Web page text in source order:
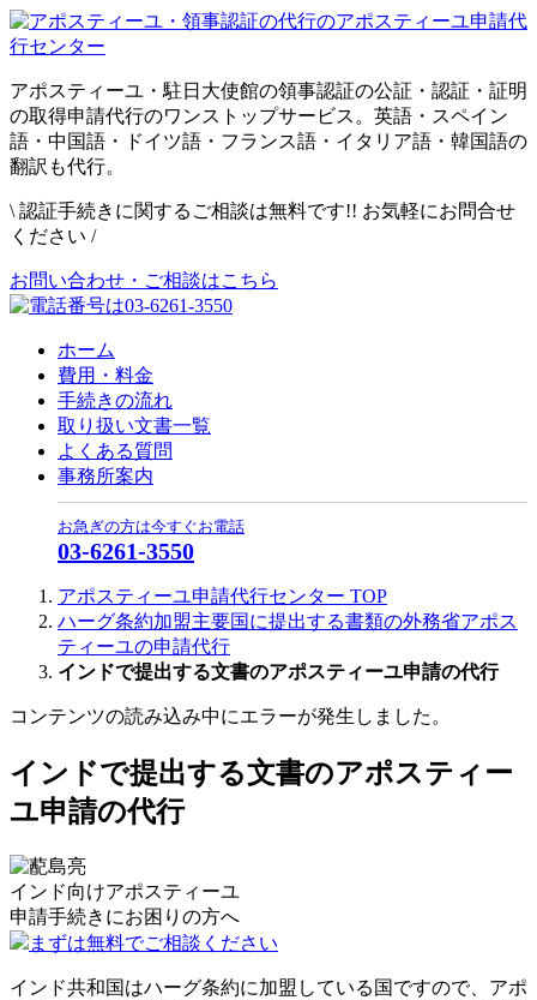
アポスティーユ・駐日大使館の領事認証の公証・認証・証明
の取得申請代行のワンストップサービス。英語・スペイン
語・中国語・ドイツ語・フランス語・イタリア語・韓国語の
翻訳も代行。
\ 認証手続きに関するご相談は無料です!! お気軽にお問合せ
ください /
お問い合わせ・ご相談はこちら
ホーム
費用・料金
手続きの流れ
取り扱い文書一覧
よくある質問
事務所案内
お急ぎの方は今すぐお電話
03-6261-3550
アポスティーユ申請代行センター TOP
ハーグ条約加盟主要国に提出する書類の外務省アポス
ティーユの申請代行
インドで提出する文書のアポスティーユ申請の代行
コンテンツの読み込み中にエラーが発生しました。
インドで提出する文書のアポスティー
ユ申請の代行
インド向けアポスティーユ
申請手続きにお困りの方へ
まずは無料でご相談ください
インド共和国はハーグ条約に加盟している国ですので、アポ